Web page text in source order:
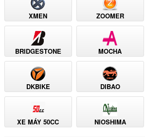
XMEN ZOOMER
BRIDGESTONE MOCHA
DKBIKE DIBAO
XE MÁY 50CC NIOSHIMA